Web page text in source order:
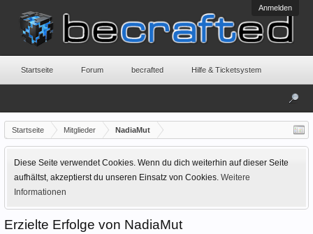
Anmelden
Startseite Mitglieder NadiaMut
Diese Seite verwendet Cookies. Wenn du dich weiterhin auf dieser Seite
aufhältst, akzeptierst du unseren Einsatz von Cookies. Weitere
Informationen
Erzielte Erfolge von NadiaMut
Startseite Forum becrafted Hilfe & Ticketsystem